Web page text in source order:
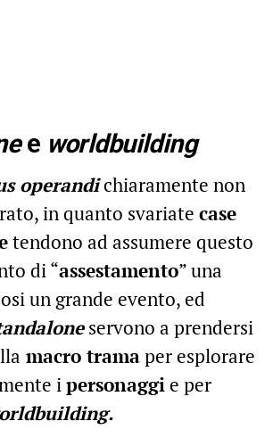
e worldbuilding
operandichiaramente non
in quanto svariate case
tendono ad assumere questo
di “assestamento” una
un grande evento, ed
servono a prendersi
macro tramaper esplorare
ipersonaggie per